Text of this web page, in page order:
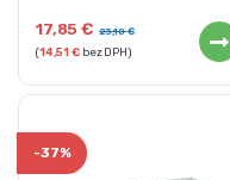
17,85€ 23,10€
(14,51€bez DPH)
-37%